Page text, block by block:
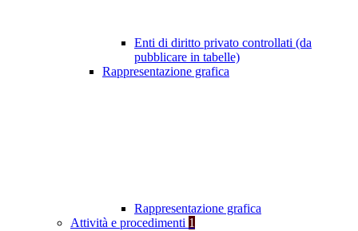
Enti di diritto privato controllati (da
pubblicare in tabelle)
Rappresentazione grafica
Rappresentazione grafica
Attività e procedimenti 1